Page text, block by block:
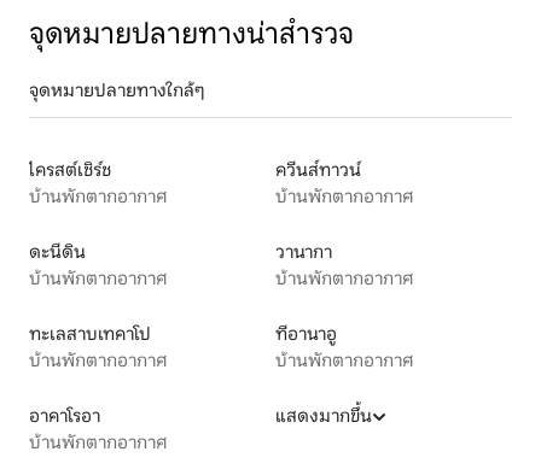
จุดหมายปลายทางน่าสำรวจ
จุดหมายปลายทางใกล้ๆ
ไครสต์เชิร์ช
บ้านพักตากอากาศ
ควีนส์ทาวน์
บ้านพักตากอากาศ
ดะนีดิน
บ้านพักตากอากาศ
วานากา
บ้านพักตากอากาศ
ทะเลสาบเทคาโป
บ้านพักตากอากาศ
ทีอานาอู
บ้านพักตากอากาศ
อาคาโรอา
บ้านพักตากอากาศ
แสดงมากขึ้น